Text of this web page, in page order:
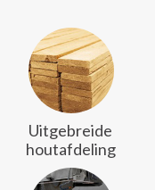
Uitgebreide
houtafdeling